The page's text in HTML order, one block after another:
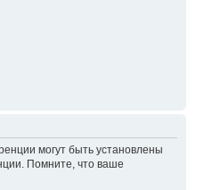
могут быть установлены
Помните, что ваше